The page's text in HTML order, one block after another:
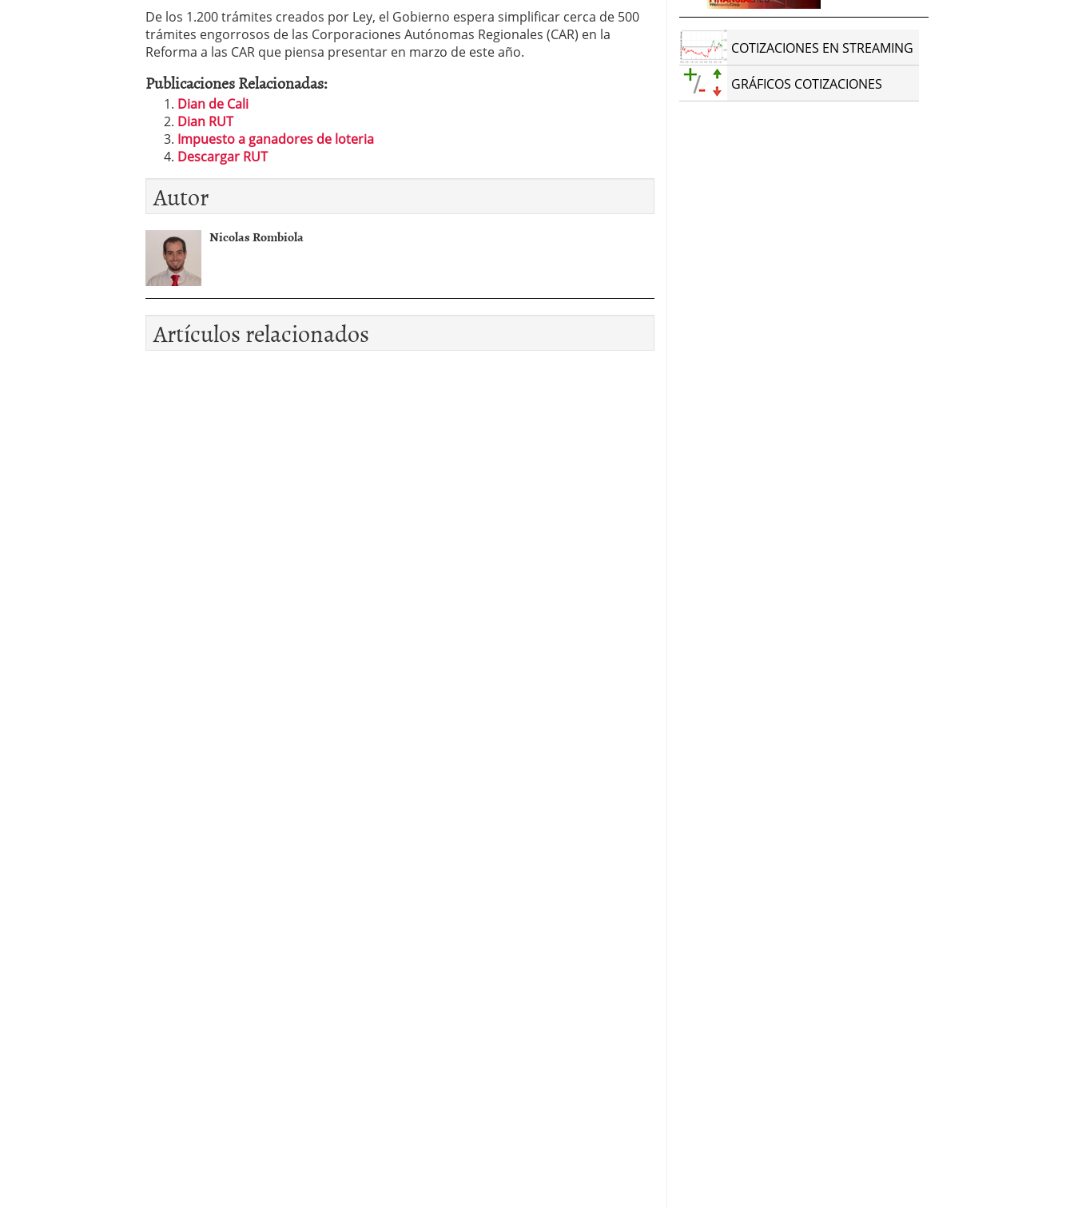
De los 1.200 trámites creados por Ley, el Gobierno espera simplificar cerca de 500
trámites engorrosos de las Corporaciones Autónomas Regionales (CAR) en la
Reforma a las CAR que piensa presentar en marzo de este año.
Publicaciones Relacionadas:
Dian de Cali
Dian RUT
Impuesto a ganadores de loteria
Descargar RUT
Autor
Nicolas Rombiola
Artículos relacionados
COTIZACIONES EN STREAMING
GRÁFICOS COTIZACIONES